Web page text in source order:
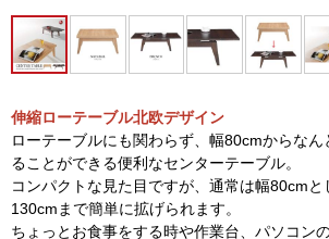
伸縮ローテーブル北欧デザイン
ローテーブルにも関わらず、幅80cmからな
ることができる便利なセンターテーブル。
コンパクトな見た目ですが、通常は幅80cm
130cmまで簡単に拡げられます。
ちょっとお食事をする時や作業台、パソコン